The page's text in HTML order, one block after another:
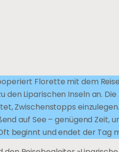
Florette mit dem
Liparischen Inseln an.
Zwischenstopps
auf See – genügend Zeit,
beginnt und endet der Tag